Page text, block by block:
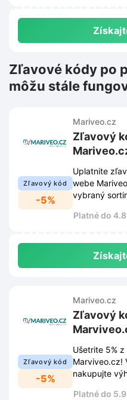
Zľavové kódy po
môžu stále
Zľavový kód
-5%
Mariveo.cz
Zľavový
Uplatnite
webe
vybraný
Platné do
Zľavový kód
-5%
Mariveo.cz
Zľavový
Ušetrite 5%
Marviveo.cz!
nakupujte
Platné do